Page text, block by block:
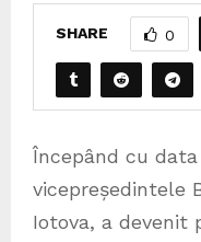
SHARE 0
Începând cu data
vicepreședintele
Iotova, a devenit